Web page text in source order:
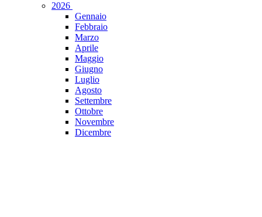
2026
Gennaio
Febbraio
Marzo
Aprile
Maggio
Giugno
Luglio
Agosto
Settembre
Ottobre
Novembre
Dicembre